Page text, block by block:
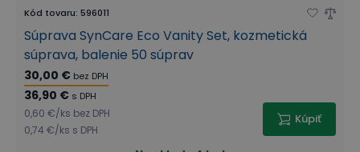
Kód tovaru: 596011
Súprava SynCare Eco Vanity Set, kozmetická
súprava, balenie 50 súprav
30,00 € bez DPH
36,90 € s DPH
0,60 €/ks bez DPH
0,74 €/ks s DPH
Kúpiť